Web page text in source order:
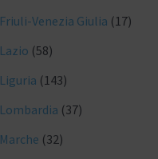
Friuli-Venezia Giulia (17)
Lazio (58)
Liguria (143)
Lombardia (37)
Marche (32)